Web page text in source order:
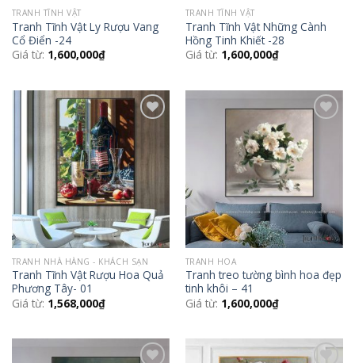
TRANH TĨNH VẬT
Tranh Tĩnh Vật Ly Rượu Vang
Cổ Điển -24
Giá từ: 1,600,000₫
TRANH TĨNH VẬT
Tranh Tĩnh Vật Những Cành
Hồng Tinh Khiết -28
Giá từ: 1,600,000₫
Wishlist
TRANH NHÀ HÀNG - KHÁCH SẠN
Tranh Tĩnh Vật Rượu Hoa Quả
Phương Tây- 01
Giá từ: 1,568,000₫
Wishlist
TRANH HOA
Tranh treo tường bình hoa đẹp
tinh khôi – 41
Giá từ: 1,600,000₫